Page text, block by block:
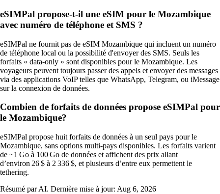
eSIMPal propose-t-il une eSIM pour le Mozambique
avec numéro de téléphone et SMS ?
eSIMPal ne fournit pas de eSIM Mozambique qui incluent un numéro
de téléphone local ou la possibilité d'envoyer des SMS. Seuls les
forfaits « data‑only » sont disponibles pour le Mozambique. Les
voyageurs peuvent toujours passer des appels et envoyer des messages
via des applications VoIP telles que WhatsApp, Telegram, ou iMessage
sur la connexion de données.
Combien de forfaits de données propose eSIMPal pour
le Mozambique?
eSIMPal propose huit forfaits de données à un seul pays pour le
Mozambique, sans options multi‑pays disponibles. Les forfaits varient
de ~1 Go à 100 Go de données et affichent des prix allant
d’environ 26 $ à 2 336 $, et plusieurs d’entre eux permettent le
tethering.
Résumé par AI. Dernière mise à jour: Aug 6, 2026